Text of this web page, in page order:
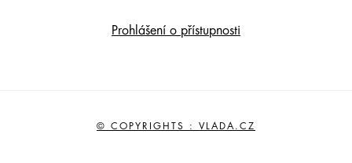
Prohlášení o přístupnosti
© COPYRIGHTS : VLADA.CZ